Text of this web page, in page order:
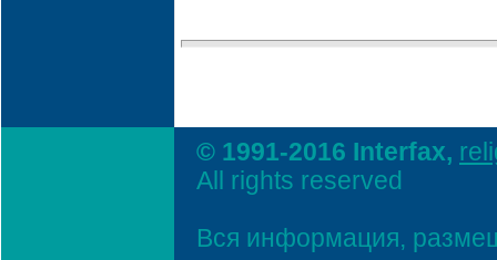
© 1991-2016 Interfax,
All rights reserved
Вся информация,